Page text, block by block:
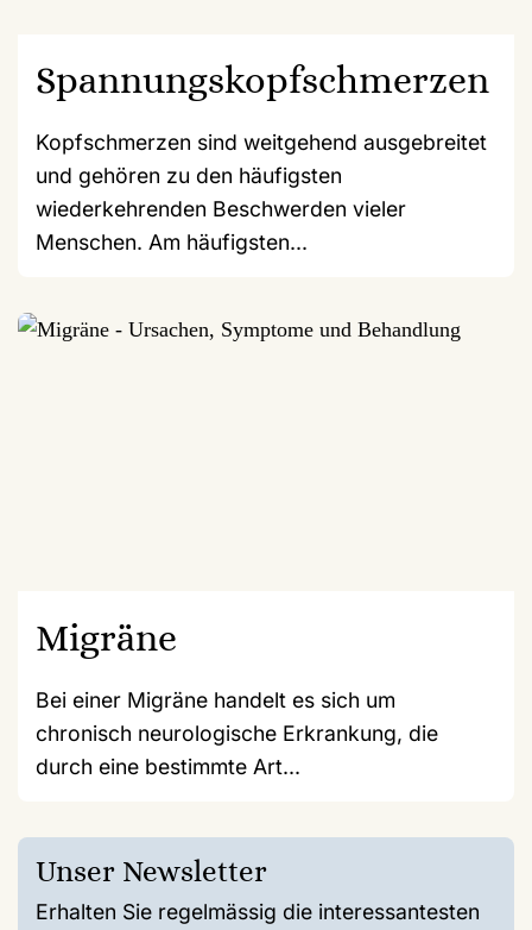
Spannungskopfschmerzen
Kopfschmerzen sind weitgehend ausgebreitet
und gehören zu den häufigsten
wiederkehrenden Beschwerden vieler
Menschen. Am häufigsten...
Migräne
Bei einer Migräne handelt es sich um
chronisch neurologische Erkrankung, die
durch eine bestimmte Art...
Unser Newsletter
Erhalten Sie regelmässig die interessantesten